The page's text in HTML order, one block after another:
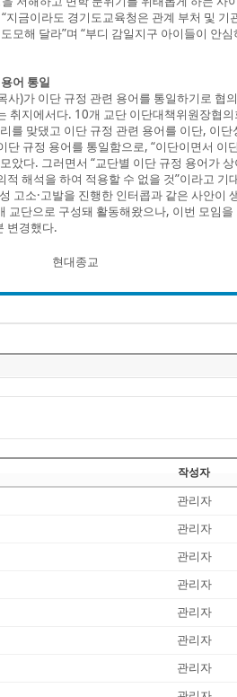
금이라도 경기도교육청은 관계 부처 및 기
모해 달라”며 “부디 감일지구 아이들이 안
어 통일
)가 이단 규정 관련 용어를 통일하기로 협
취지에서다. 10개 교단 이단대책위원장협
를 맞댔고 이단 규정 관련 용어를 이단, 이
규정 용어를 통일함으로, “이단이면서 이
았다. 그러면서 “교단별 이단 규정 용어가
적 해석을 하여 적용할 수 없을 것”이라고 기
고소·고발을 진행한 인터콥과 같은 사안이
단으로 구성돼 활동해왔으나, 이번 모임
변경했다.
현대종교
작성자
관리자
관리자
관리자
관리자
관리자
관리자
관리자